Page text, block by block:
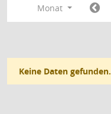
Monat
Keine Daten gefunden.